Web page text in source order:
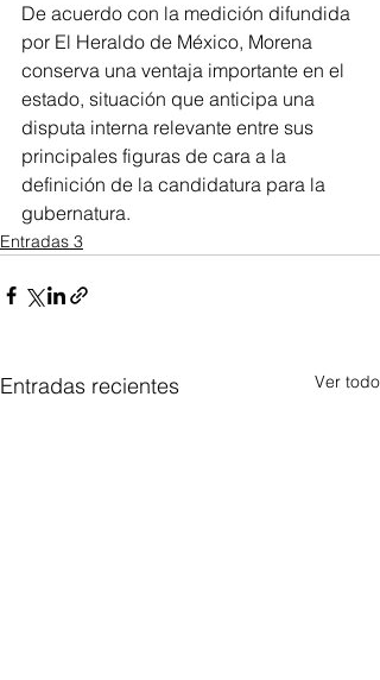
De acuerdo con la medición difundida
por El Heraldo de México, Morena
conserva una ventaja importante en el
estado, situación que anticipa una
disputa interna relevante entre sus
principales figuras de cara a la
definición de la candidatura para la
gubernatura.
Entradas 3
Entradas recientes Ver todo